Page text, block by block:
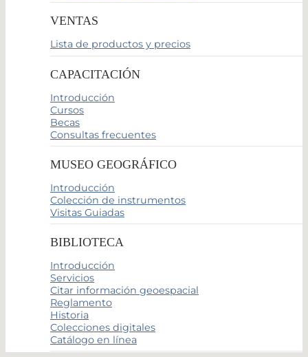
VENTAS
Lista de productos y precios
CAPACITACIÓN
Introducción
Cursos
Becas
Consultas frecuentes
MUSEO GEOGRÁFICO
Introducción
Colección de instrumentos
Visitas Guiadas
BIBLIOTECA
Introducción
Servicios
Citar información geoespacial
Reglamento
Historia
Colecciones digitales
Catálogo en línea